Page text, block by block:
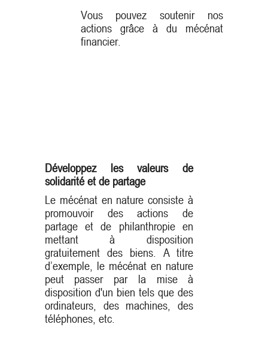
Vous pouvez soutenir nos
actions grâce à du mécénat
financier.
Développez les valeurs de
solidarité et de partage
Le mécénat en nature consiste à
promouvoir des actions de
partage et de philanthropie en
mettant à disposition
gratuitement des biens. A titre
d’exemple, le mécénat en nature
peut passer par la mise à
disposition d'un bien tels que des
ordinateurs, des machines, des
téléphones, etc.